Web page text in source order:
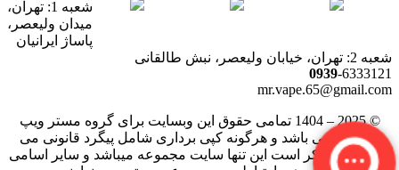
شعبه 1: تهران،
میدان ولیعصر،
پاساژ ایرانیان
شعبه 2: تهران، خیابان ولیعصر، نبش طالقانی
0939-6333121
mr.vape.65@gmail.com
© 2025 – 1404 تمامی حقوق این وبسایت برای گروه مستر ویپ
محفوظ می باشد و هرگونه کپی برداری شامل پیگرد قانونی می
باشد. لازم بذکر است این تنها سایت مجموعه میباشد و سایر اسامی